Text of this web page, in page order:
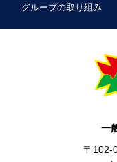
グループの取り組み
一
〒102-